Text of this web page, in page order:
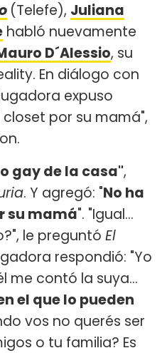
(Telefe), Juliana
habló nuevamente
D´Alessio, su
En diálogo con
expuso
por su mamá",
gay de la casa",
. Y agregó: "No ha
su mamá". "Igual...
le preguntó El
respondió: "Yo
me contó la suya...
el que lo pueden
vos no querés ser
o tu familia? Es